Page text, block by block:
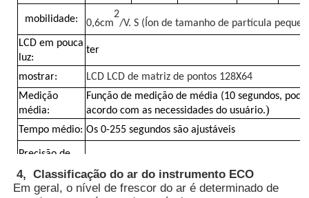
Detector de Ozônio
Taiwan Huibo Série de Instrumentos Ultrassônicos
Termômetro de Fibra Óptica
Detector de emissividade infravermelha
mobilidade: 0,6cm
2
/V. S (Íon de tamanho de partícula
LCD em pouca
luz:
ter
mostrar:
LCD LCD de matriz de pontos 128X64
Medição
média:
Função de medição de média (10 segundos,
acordo com as necessidades do usuário.)
Tempo médio: Os 0-255 segundos são ajustáveis
Precisão de
determinação:
fonte: AC220V@DC12V1A e bateria embutida de 8000
4, Classificação do ar do instrumento ECO
Em geral, o nível de frescor do ar é determinado de